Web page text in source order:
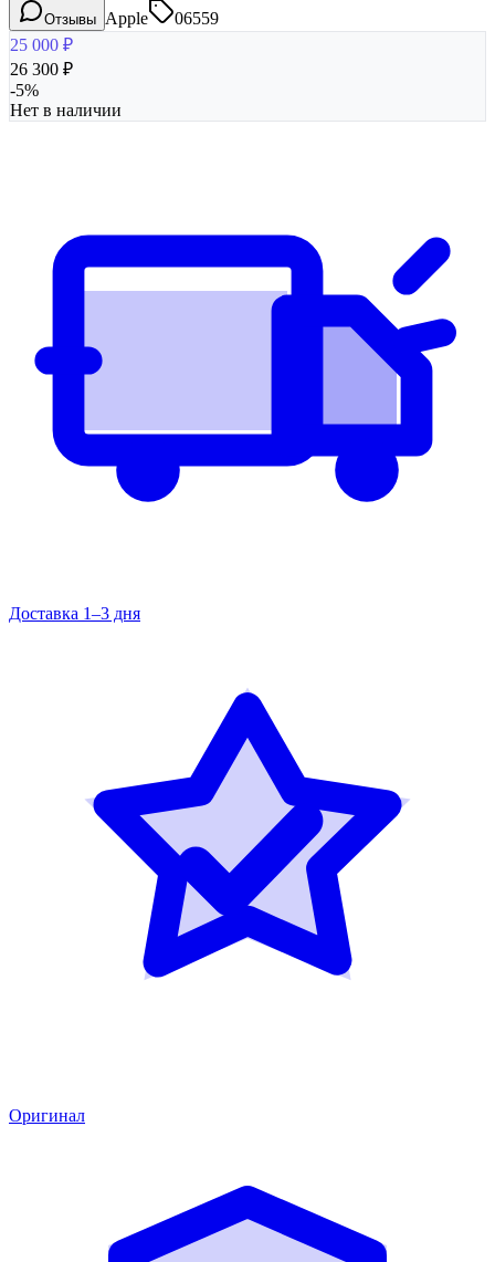
Отзывы Apple
06559
25 000 ₽
26 300 ₽
-5%
Нет в наличии
Доставка 1–3 дня
Оригинал